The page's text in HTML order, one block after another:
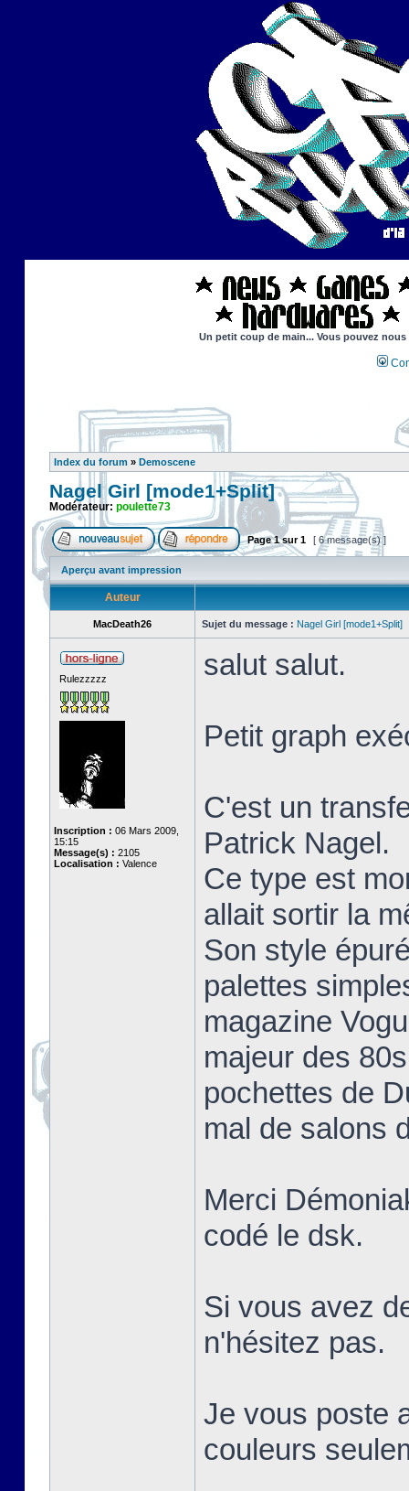
Un petit coup de main... Vous pouvez
Index du forum » Demoscene
Nagel Girl [mode1+Split]
Modérateur: poulette73
Page1sur1 [ 6 message(s) ]
Aperçu avant impression
Auteur
MacDeath26 Sujet du message : Nagel Girl [mode1+Split]
Rulezzzzz
Inscription : 06 Mars 2009,
15:15
Message(s) : 2105
Localisation : Valence
salut salut.
Petit graph
C'est un
Patrick Nagel.
Ce type est
allait sortir la
Son style
palettes
magazine
majeur des
pochettes de
mal de salons
Merci
codé le dsk.
Si vous avez
n'hésitez pas.
Je vous poste
couleurs